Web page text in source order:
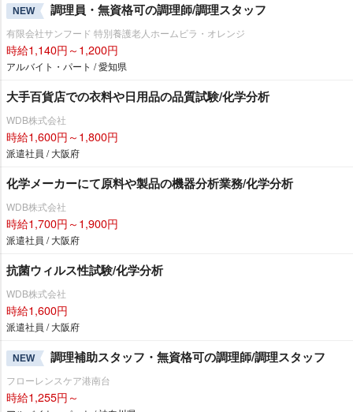
NEW 調理員・無資格可の調理師/調理スタッフ
有限会社サンフード 特別養護老人ホームビラ・オレンジ
時給1,140円～1,200円
アルバイト・パート / 愛知県
大手百貨店での衣料や日用品の品質試験/化学分析
WDB株式会社
時給1,600円～1,800円
派遣社員 / 大阪府
化学メーカーにて原料や製品の機器分析業務/化学分析
WDB株式会社
時給1,700円～1,900円
派遣社員 / 大阪府
抗菌ウィルス性試験/化学分析
WDB株式会社
時給1,600円
派遣社員 / 大阪府
NEW 調理補助スタッフ・無資格可の調理師/調理スタッフ
フローレンスケア港南台
時給1,255円～